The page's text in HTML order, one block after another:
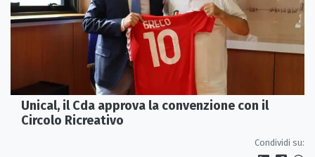
Unical, il Cda approva la convenzione con il
Circolo Ricreativo
Condividi su: